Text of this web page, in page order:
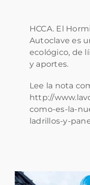
Descargas
Contacto
HCCA. El
Autoclave es
ecológico, de
y aportes.
Lee la nota
http://
como-es-la-
ladrillos-y-